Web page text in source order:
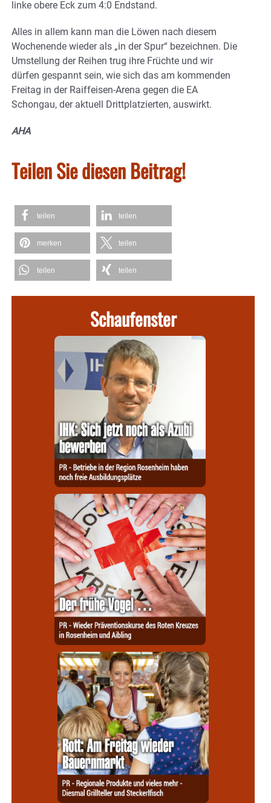
linke obere Eck zum 4:0 Endstand.
Alles in allem kann man die Löwen nach diesem
Wochenende wieder als „in der Spur“ bezeichnen. Die
Umstellung der Reihen trug ihre Früchte und wir
dürfen gespannt sein, wie sich das am kommenden
Freitag in der Raiffeisen-Arena gegen die EA
Schongau, der aktuell Drittplatzierten, auswirkt.
AHA
Teilen Sie diesen Beitrag!
teilen teilen
merken teilen
teilen teilen
Schaufenster